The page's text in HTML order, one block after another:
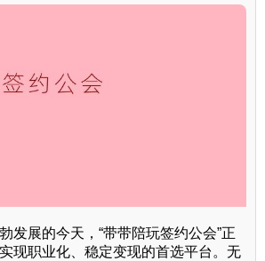
发展的今天，“带带陪玩签约公会”正
现职业化、稳定变现的首选平台。无